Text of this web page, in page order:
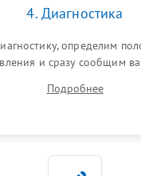
4. Диагностика
определим
и сразу сообщим
Подробнее